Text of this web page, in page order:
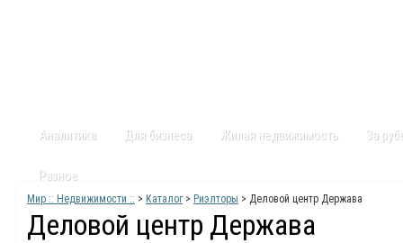
Аналитика Для бизнеса Жилая недвижимость За
Разное
Мир :: Недвижимости :: > Каталог> Риэлторы > Деловой центр Держава
Деловой центр Держава